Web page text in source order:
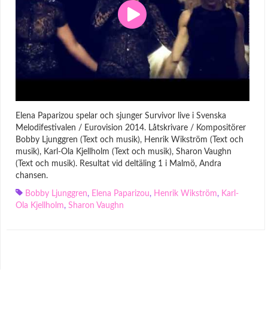
Elena Paparizou spelar och sjunger Survivor live i Svenska
Melodifestivalen / Eurovision 2014. Låtskrivare / Kompositörer
Bobby Ljunggren (Text och musik), Henrik Wikström (Text och
musik), Karl-Ola Kjellholm (Text och musik), Sharon Vaughn
(Text och musik). Resultat vid deltäling 1 i Malmö, Andra
chansen.
Bobby Ljunggren, Elena Paparizou, Henrik Wikström, Karl-
Ola Kjellholm, Sharon Vaughn